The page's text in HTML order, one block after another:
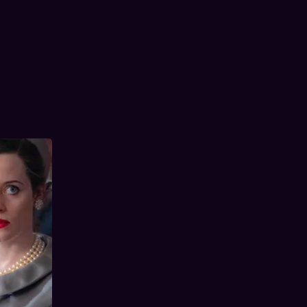
en
scheiding
de
een